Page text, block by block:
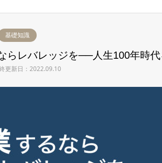
基礎知識
らレバレッジを──人生100年時
更新日：2022.09.10